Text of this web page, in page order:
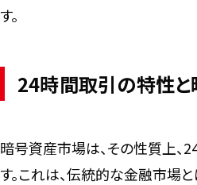
す。
24時間取引の特性
暗号資産市場は、その性質上
す。これは、伝統的な金融市場